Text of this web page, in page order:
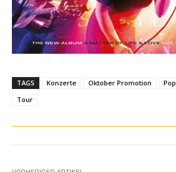
TAGS Konzerte Oktober Promotion Pop
Tour